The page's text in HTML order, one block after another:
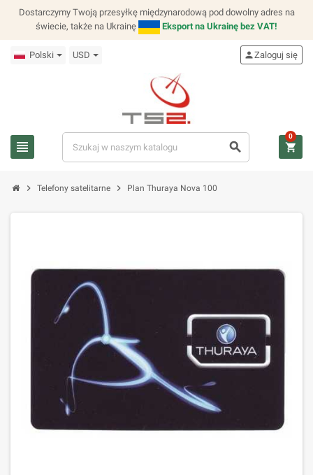
Dostarczymy Twoją przesyłkę międzynarodową pod dowolny adres na
świecie, także na Ukrainę
Eksport na Ukrainę bez VAT!
Polski USD
view_headline search
personZaloguj się
shopping_cart
0
chevron_right Telefony satelitarne chevron_right Plan Thuraya Nova 100